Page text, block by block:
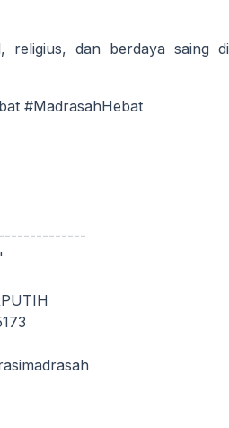
religius, dan berdaya saing di
#MadrasahHebat